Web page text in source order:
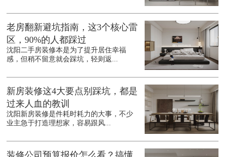
老房翻新避坑指南，这3个核心雷
区，90%的人都踩过
沈阳二手房装修本是为了提升居住幸福
感，但稍不留意就会踩坑，轻则返...
新房装修这4大要点别踩坑，都是
过来人血的教训
沈阳新房装修是件耗时耗力的大事，不少
业主急于打造理想家，容易跟风...